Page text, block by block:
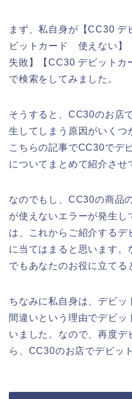
まず、私自身が【CC30
ビットカード 使えない
失敗】【CC30 デビット
で検索をしてみました。
そうすると、CC30のお店
生してしまう原因がいくつ
こちらの記事でCC30でデ
についてまとめて紹介させ
なのでもし、CC30の商品
が使えないエラーが発生し
は、これからご紹介するデ
に当てはまると思います。
でもあなたのお役に立てる
ちなみに私自身は、デビッ
間違いという理由でデビッ
いました。なので、再度デ
ら、CC30のお店でデビッ